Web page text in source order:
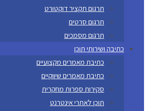
תרגום תקציר דוקטורט
תרגום סרטים
תרגום מסמכים
כתיבה ושירותי תוכן
כתיבת מאמרים מקצועיים
כתיבת מאמרים שיווקיים
סקירות ספרות מחקרית
תוכן לאתרי אינטרנט